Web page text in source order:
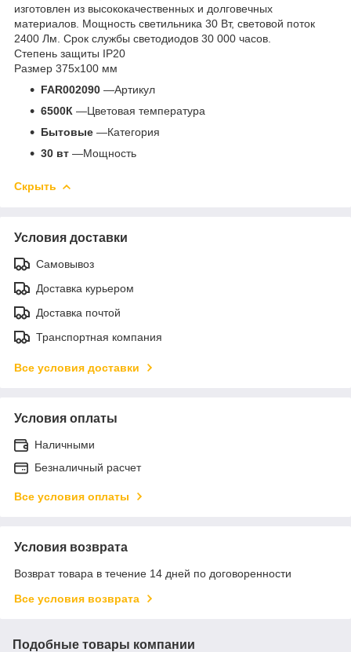
изготовлен из высококачественных и долговечных
материалов. Мощность светильника 30 Вт, световой поток
2400 Лм. Срок службы светодиодов 30 000 часов.
Степень защиты IP20
Размер 375x100 мм
FAR002090 —Артикул
6500К —Цветовая температура
Бытовые —Категория
30 вт —Мощность
Скрыть
Условия доставки
Самовывоз
Доставка курьером
Доставка почтой
Транспортная компания
Все условия доставки
Условия оплаты
Наличными
Безналичный расчет
Все условия оплаты
Условия возврата
Возврат товара в течение 14 дней по договоренности
Все условия возврата
Подобные товары компании